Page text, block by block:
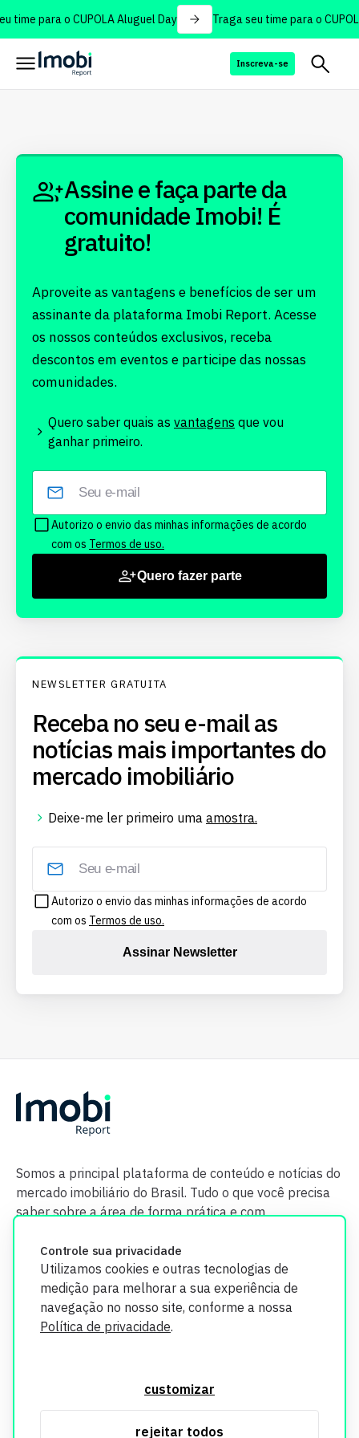
time para o CUPOLA Aluguel Day Traga seu time para o
Inscreva-se
Controle sua privacidade
Utilizamos cookies e outras tecnologias de
medição para melhorar a sua experiência de
navegação no nosso site, conforme a nossa
Política de privacidade.
customizar
rejeitar todos
Assine e faça parte da
comunidade Imobi! É
gratuito!
Aproveite as vantagens e benefícios de ser um
assinante da plataforma Imobi Report. Acesse
os nossos conteúdos exclusivos, receba
descontos em eventos e participe das nossas
comunidades.
Quero saber quais as vantagens que vou
ganhar primeiro.
Autorizo o envio das minhas informações de acordo
com os Termos de uso.
Quero fazer parte
NEWSLETTER GRATUITA
Receba no seu e-mail as
notícias mais importantes do
mercado imobiliário
Deixe-me ler primeiro uma amostra.
Autorizo o envio das minhas informações de acordo
com os Termos de uso.
Assinar Newsletter
Somos a principal plataforma de conteúdo e notícias do
mercado imobiliário do Brasil. Tudo o que você precisa
saber sobre a área de forma prática e com
segurança. Todos os dados coletados em nosso site são
utilizados exclusivamente para fins de aprimoramento de
informações, consulte nossa Política de Privacidade.